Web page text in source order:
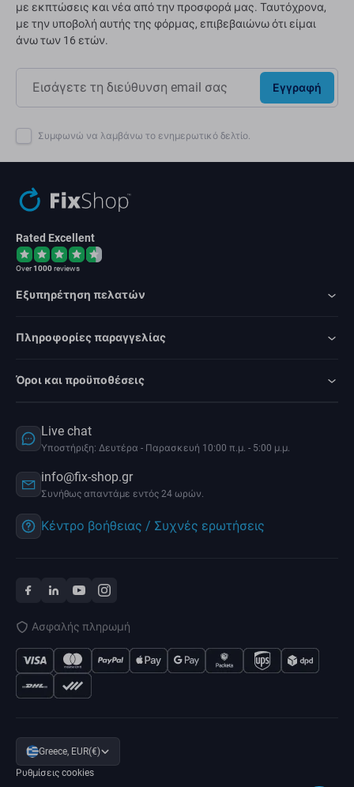
με εκπτώσεις και νέα από την προσφορά μας. Ταυτόχρονα,
με την υποβολή αυτής της φόρμας, επιβεβαιώνω ότι είμαι
άνω των 16 ετών.
Εγγραφή
Συμφωνώ να λαμβάνω το ενημερωτικό δελτίο.
Rated Excellent
Over1000reviews
Εξυπηρέτηση πελατών
Πληροφορίες παραγγελίας
Όροι και προϋποθέσεις
Live chat
Υποστήριξη: Δευτέρα - Παρασκευή 10:00 π.μ. - 5:00 μ.μ.
info@fix-shop.gr
Συνήθως απαντάμε εντός 24 ωρών.
Κέντρο βοήθειας / Συχνές ερωτήσεις
Ασφαλής πληρωμή
Greece, EUR(€)
Ρυθμίσεις cookies